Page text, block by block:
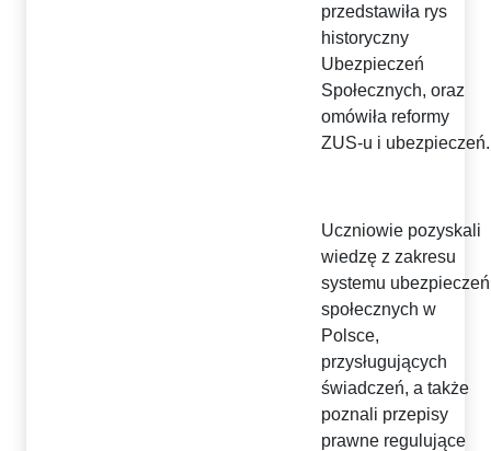
przedstawiła rys
historyczny
Ubezpieczeń
Społecznych, oraz
omówiła reformy
ZUS-u i ubezpieczeń.
Uczniowie pozyskali
wiedzę z zakresu
systemu ubezpieczeń
społecznych w
Polsce,
przysługujących
świadczeń, a także
poznali przepisy
prawne regulujące